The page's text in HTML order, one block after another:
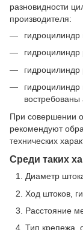
разновидности
производителя:
гидроцилиндр
востребованы
При совершении
рекомендуют
технических
Среди таких
Диаметр
Ход штоков,
Расстояние
Тип крепежа,